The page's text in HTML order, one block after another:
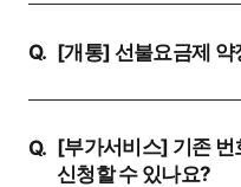
Q. [개통] 선불요금제 약
Q. [부가서비스] 기존 번
신청할 수 있나요?